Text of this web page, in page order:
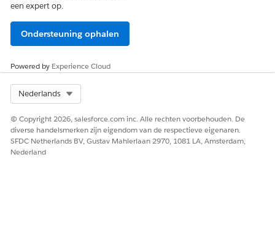
een expert op.
Ondersteuning ophalen
Powered by Experience Cloud
Nederlands
© Copyright 2026, salesforce.com inc. Alle rechten voorbehouden. De
diverse handelsmerken zijn eigendom van de respectieve eigenaren.
SFDC Netherlands BV, Gustav Mahlerlaan 2970, 1081 LA, Amsterdam,
Nederland